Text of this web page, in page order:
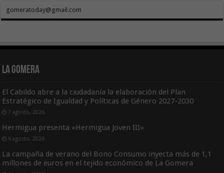
gomeratoday@gmail.com
La Gomera
El Cabildo abre a la ciudadanía la elaboración del Plan
Estratégico de Igualdad y Políticas de Género 2027-2030
7 agosto, 2026
Hermigua presenta «Hermigua Joven III»
6 agosto, 2026
La campaña de verano del Bono Consumo inyecta más de 1,1
millones de euros en el tejido económico de La Gomera